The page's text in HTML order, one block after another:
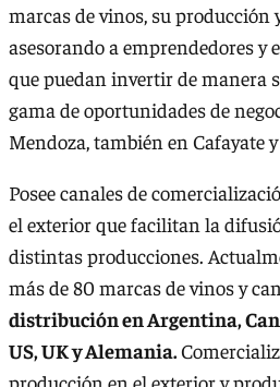
marcas de vinos, su producción
asesorando a emprendedores y
que puedan invertir de manera
gama de oportunidades de
Mendoza, también en Cafayate
Posee canales de
el exterior que facilitan la
distintas producciones.
más de 80 marcas de vinos y
distribución en Argentina,
US, UK y Alemania.